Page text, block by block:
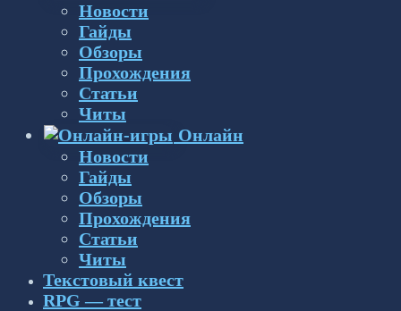
Новости
Гайды
Обзоры
Прохождения
Статьи
Читы
Онлайн
Новости
Гайды
Обзоры
Прохождения
Статьи
Читы
Текстовый квест
RPG — тест